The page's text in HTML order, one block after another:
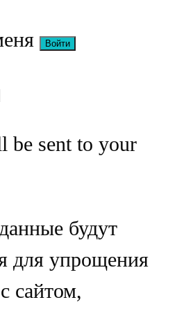
be sent to your
будут
для упрощения
сайтом,